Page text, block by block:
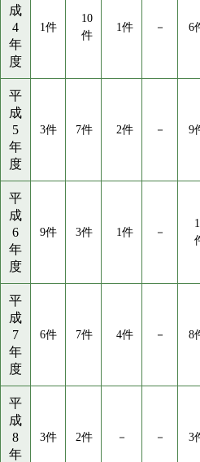
成
4
年
度
1件
10
件
1件 － 6
平
成
5
年
度
3件 7件 2件 － 9
平
成
6
年
度
9件 3件 1件 －
平
成
7
年
度
6件 7件 4件 － 8
平
成
8
年
3件 2件 － － 3